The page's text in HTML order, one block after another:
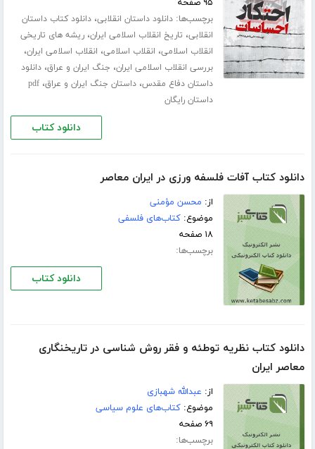
۹۵ صفحه
برچسب‌ها:دانلود داستان انقلابی،دانلود کتاب داستان
انقلابی، تاریخ انقلاب اسلامی ایران،ریشه های تاریخی
انقلاب اسلامی، انقلاب اسلامی، انقلاب اسلامی ایران،
بررسی انقلاب اسلامی ایران، جنگ ایران و عراق،دانلود
داستان دفاع مقدس،داستان جنگ ایران و عراق،pdf
داستان رایگان
دانلود کتاب
دانلود کتاب آفات فلسفه ورزی در ایران معاصر
از: محسن مؤمنی
موضوع:کتاب‌های فلسفی
۱۸ صفحه
برچسب‌ها:
دانلود کتاب
دانلود کتاب نظریه توطئه و فقر روش شناسی در تاریخنگاری
معاصر ایران
از: عبدالله شهبازی
موضوع:کتاب‌های علوم سیاسی
۶۹ صفحه
برچسب‌ها: